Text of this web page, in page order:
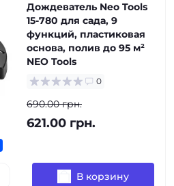
Дождеватель Neo Tools
15-780 для сада, 9
функций, пластиковая
основа, полив до 95 м²
NEO Tools
0
690.00 грн.
621.00 грн.
В корзину